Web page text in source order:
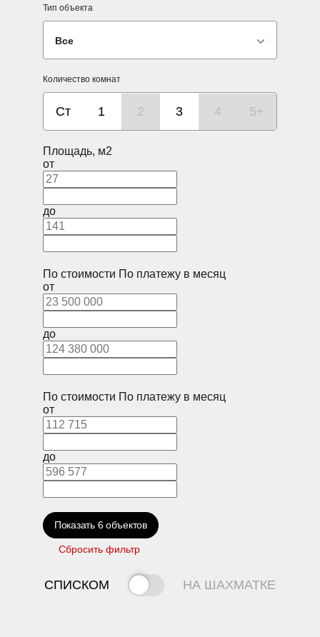
Тип объекта
Все
Количество комнат
Ст 1 2 3 4 5+
Площадь, м2
от
до
По стоимости По платежу в месяц
от
до
По стоимости По платежу в месяц
от
до
Показать 6 объектов
Сбросить фильтр
СПИСКОМ НА ШАХМАТКЕ